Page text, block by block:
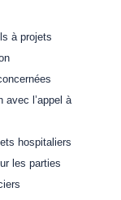
à projets
avec l’appel à
hospitaliers
les parties